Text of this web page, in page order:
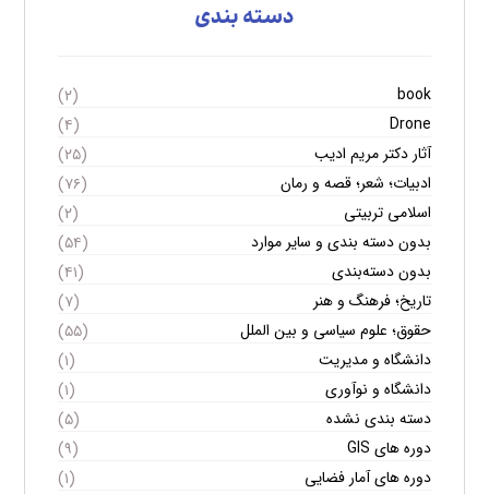
دسته بندی
book
(۲)
Drone
(۴)
آثار دکتر مریم ادیب
(۲۵)
ادبیات؛ شعر؛ قصه و رمان
(۷۶)
اسلامی تربیتی
(۲)
بدون دسته بندی و سایر موارد
(۵۴)
بدون دسته‌بندی
(۴۱)
تاریخ؛ فرهنگ و هنر
(۷)
حقوق؛ علوم سیاسی و بین الملل
(۵۵)
دانشگاه و مدیریت
(۱)
دانشگاه و نوآوری
(۱)
دسته بندی نشده
(۵)
دوره های GIS
(۹)
دوره های آمار فضایی
(۱)